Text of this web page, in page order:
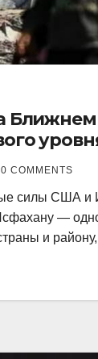
Ближнем
0 COMMENTS
силы США и
—
и